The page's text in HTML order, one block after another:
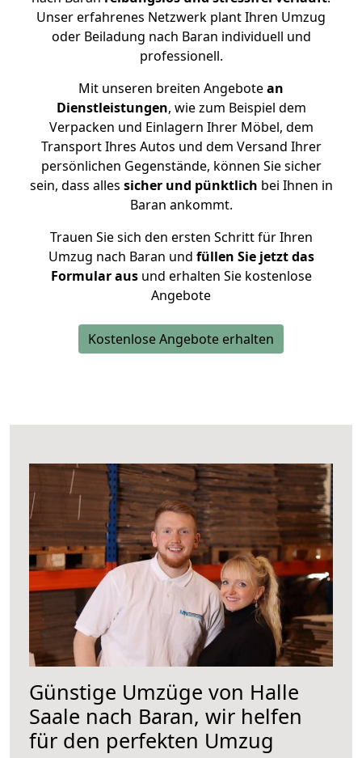
Unser erfahrenes Netzwerk plant Ihren Umzug
oder Beiladung nach Baran individuell und
professionell.
Mit unseren breiten Angebotean
Dienstleistungen, wie zum Beispiel dem
Verpacken und Einlagern Ihrer Möbel, dem
Transport Ihres Autos und dem Versand Ihrer
persönlichen Gegenstände, können Sie sicher
sein, dass alles sicher und pünktlich bei Ihnen in
Baran ankommt.
Trauen Sie sich den ersten Schritt für Ihren
Umzug nach Baran und füllen Sie jetzt das
Formular ausund erhalten Sie kostenlose
Angebote
Kostenlose Angebote erhalten
Günstige Umzüge von Halle
Saale nach Baran, wir helfen
für den perfekten Umzug